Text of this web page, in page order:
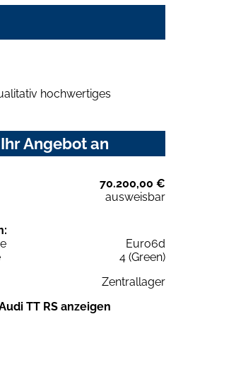
hochwertiges
Angebot an
70.200,00 €
ausweisbar
Euro6d
4 (Green)
Zentrallager
TT RS anzeigen